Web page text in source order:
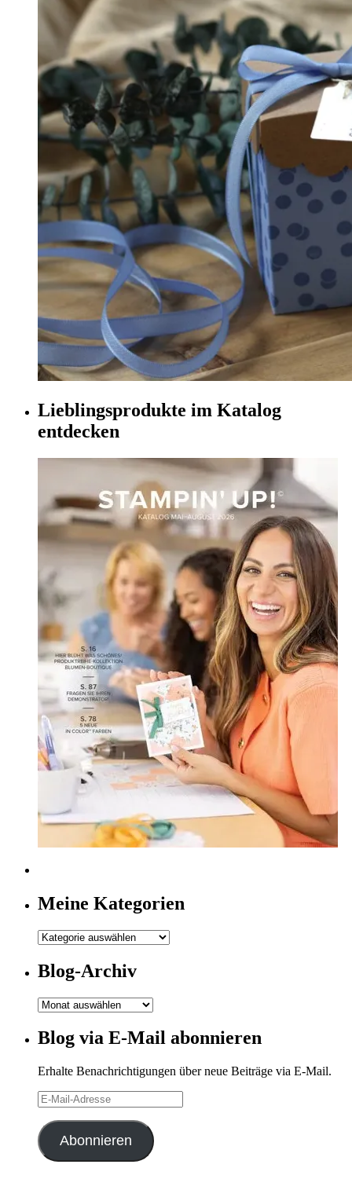
Lieblingsprodukte im Katalog
entdecken
Meine Kategorien
Meine
Blog-Archiv
Blog-
Blog via E-Mail abonnieren
Erhalte Benachrichtigungen über neue Beiträge via E-Mail.
E-
Mail-
Adresse
Abonnieren